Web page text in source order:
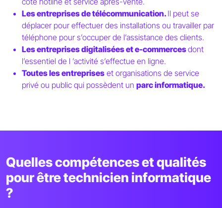
Les entreprises de télécommunication. Il peut se
déplacer pour effectuer des installations ou travailler par
téléphone pour s’occuper de l’assistance des clients.
Les entreprises digitalisées et e-commercesdont
l’essentiel de l ’activité s’effectue en ligne.
Toutes les entreprises et organisations de service
privé ou public qui possèdent un parc informatique.
Quelles compétences et qualités
pour être technicien informatique
?